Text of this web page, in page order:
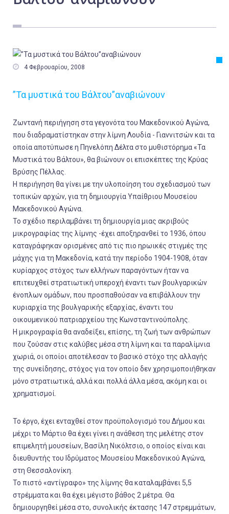
 4 Φεβρουαρίου, 2008
”Τα μυστικά του Βάλτου”αναβιώνουν
Ζωντανή περιήγηση στα γεγονότα του Μακεδονικού Αγώνα,
που διαδραματίστηκαν στην λίμνη Λουδία - Γιαννιτσών και τα
οποία αποτύπωσε η Πηνελόπη Δέλτα στο μυθιστόρημα «Τα
Μυστικά του Βάλτου», θα βιώνουν οι επισκέπτες της Κρύας
Βρύσης Πέλλας.
Η περιήγηση θα γίνει με την υλοποίηση του σχεδιασμού των
τοπικών αρχών, για τη δημιουργία Υπαίθριου Μουσείου
Μακεδονικού Αγώνα.
Το σχέδιο περιλαμβάνει τη δημιουργία μιας ακριβούς
μικρογραφίας της λίμνης -έχει αποξηρανθεί το 1936, όπου
καταγράφηκαν ορισμένες από τις πιο ηρωικές στιγμές της
μάχης για τη Μακεδονία, κατά την περίοδο 1904-1908, όταν
κυρίαρχος στόχος των ελλήνων παραγόντων ήταν να
επιτευχθεί στρατιωτική υπεροχή έναντι των βουλγαρικών
ένοπλων ομάδων, που προσπαθούσαν να επιβάλλουν την
κυριαρχία της βουλγαρικής εξαρχίας, έναντι του
οικουμενικού πατριαρχείου της Κωνσταντινούπολης.
Η μικρογραφία θα αναδείξει, επίσης, τη ζωή των ανθρώπων
που ζούσαν στις καλύβες μέσα στη λίμνη και τα παραλίμνια
χωριά, οι οποίοι αποτέλεσαν το βασικό στόχο της αλλαγής
της συνείδησης, στόχος για τον οποίο δεν χρησιμοποιήθηκαν
μόνο στρατιωτικά, αλλά και πολλά άλλα μέσα, ακόμη και οι
χρηματισμοί.
Το έργο, έχει ενταχθεί στον προϋπολογισμό του Δήμου και
μέχρι το Μάρτιο θα έχει γίνει η ανάθεση της μελέτης στον
επιμελητή μουσείων, Βασίλη Νικόλτσιο, ο οποίος είναι και
διευθυντής του Ιδρύματος Μουσείου Μακεδονικού Αγώνα,
στη Θεσσαλονίκη.
Το πιστό «αντίγραφο» της λίμνης θα καταλαμβάνει 5,5
στρέμματα και θα έχει μέγιστο βάθος 2 μέτρα. Θα
δημιουργηθεί μέσα στο, συνολικής έκτασης 147 στρεμμάτων,
Ελλάδα
Οικονομία
Αθλητικά
Αστυνομικό Δελτίο